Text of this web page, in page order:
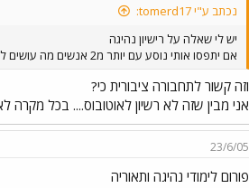
נכתב ע"י tomerd17:
יש לי שאלה על רישיון נהיגה
אם יתפסו אותי נוסע עם יותר מ2 אנשים מה עושים לי ?
וזה קשור לתחבורה ציבורית כי?
אני מבין שזה לא רשיון לאוטובוס.... בכל
23/6/05
פורום לימודי נהיגה ותאוריה